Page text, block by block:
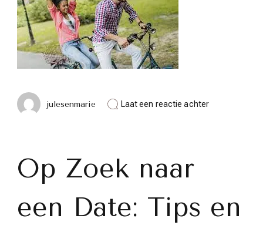
julesenmarie Laat een reactie achterop
Jouw
Perfecte
Op Zoek naar
een Date: Tips en